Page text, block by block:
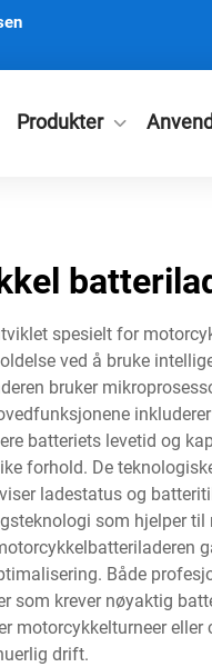
Produkter
spesielt for
ved å bruke
bruker
batteriets levetid og
forhold. De
ladestatus og
som hjelper
Både
som krever nøyaktig
motorcykkelturneer
drift.